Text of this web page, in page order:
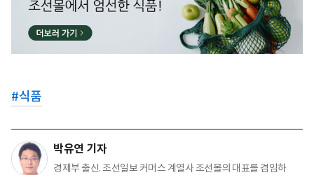
#식품
박유연 기자
경제부 출신. 조선일보 커머스 계열사 조선몰의 대표를 겸임하